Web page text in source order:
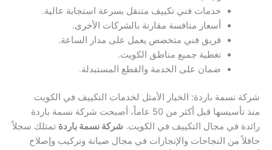
خدمات فني تكييف متنقل بسرعة استجابة عالية.
أسعار منافسة مقارنة بالشركات الأخرى.
فريق فني متخصص يعمل على مدار الساعة.
تغطية جميع مناطق الكويت.
ضمان على الخدمة والقطع المستبدلة.
شركة نسمة باردة: الخيار الأمثل لخدمات التكييف في الكويت
منذ تأسيسها قبل أكثر من 50 عاماً، أصبحت شركة نسمة باردة
رائدة في مجال التكييف في الكويت. شركة نسمة باردة تمتلك سجلاً
حافلاً من النجاحات والإنجازات في مجال صيانة وتركيب وإصلاح